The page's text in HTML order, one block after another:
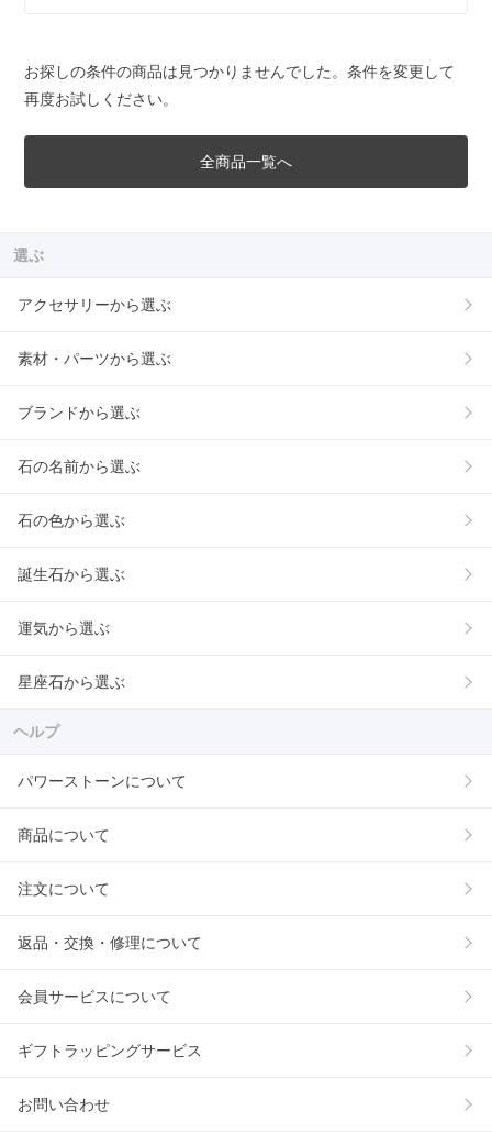
お探しの条件の商品は見つかりませんでした。条件を変更して
再度お試しください。
全商品一覧へ
選ぶ
アクセサリーから選ぶ
素材・パーツから選ぶ
ブランドから選ぶ
石の名前から選ぶ
石の色から選ぶ
誕生石から選ぶ
運気から選ぶ
星座石から選ぶ
ヘルプ
パワーストーンについて
商品について
注文について
返品・交換・修理について
会員サービスについて
ギフトラッピングサービス
お問い合わせ